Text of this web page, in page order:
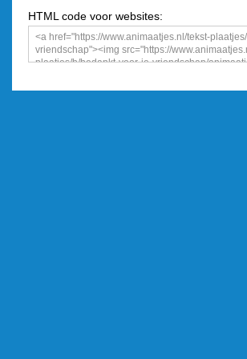
HTML code voor websites: